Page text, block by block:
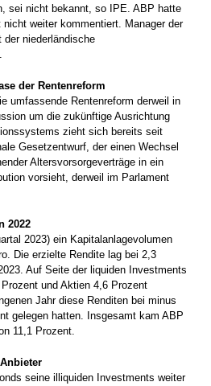
sei nicht bekannt, so IPE. ABP hatte
weiter kommentiert. Manager der
der niederländische
der Rentenreform
umfassende Rentenreform derweil in
um die zukünftige Ausrichtung
zieht sich bereits seit
Gesetzentwurf, der einen Wechsel
Altersvorsorgeverträge in ein
vorsieht, derweil im Parlament
2022
2023) ein Kapitalanlagevolumen
Die erzielte Rendite lag bei 2,3
Auf Seite der liquiden Investments
und Aktien 4,6 Prozent
Jahr diese Renditen bei minus
gelegen hatten. Insgesamt kam ABP
11,1 Prozent.
seine illiquiden Investments weiter